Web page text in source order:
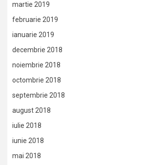
martie 2019
februarie 2019
ianuarie 2019
decembrie 2018
noiembrie 2018
octombrie 2018
septembrie 2018
august 2018
iulie 2018
iunie 2018
mai 2018